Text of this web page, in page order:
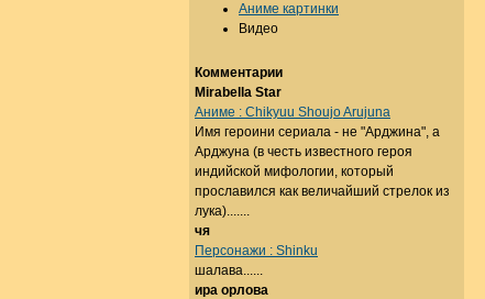
Аниме картинки
Видео
Комментарии
Mirabella Star
Аниме : Chikyuu Shoujo Arujuna
Имя героини сериала - не "Арджина", а
Арджуна (в честь известного героя
индийской мифологии, который
прославился как величайший стрелок из
лука).......
чя
Персонажи : Shinku
шалава......
ира орлова